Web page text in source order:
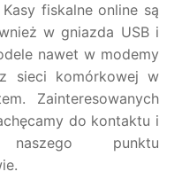
fiskalne online są
w gniazda USB i
nawet w modemy
sieci komórkowej w
Zainteresowanych
do kontaktu i
punktu